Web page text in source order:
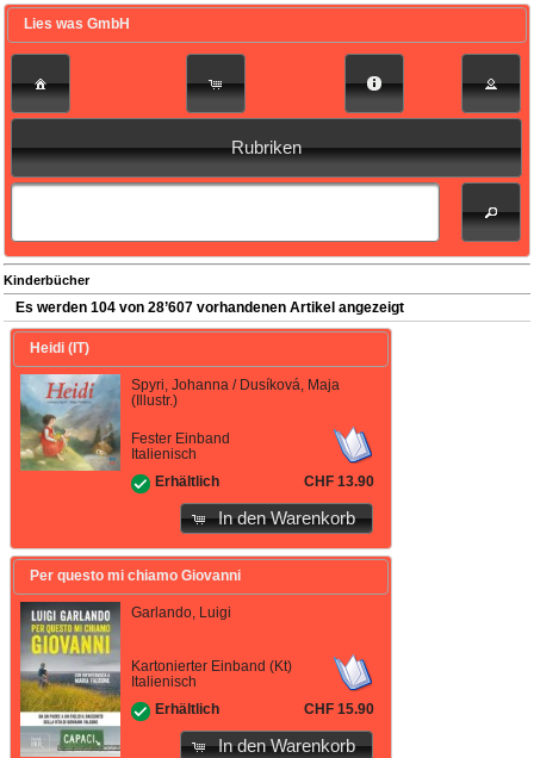
Lies was GmbH
Rubriken
Kinderbücher
Es werden 104 von 28’607 vorhandenen Artikel angezeigt
Heidi (IT)
Spyri, Johanna / Dusíková, Maja
(Illustr.)
Fester Einband
Italienisch
Erhältlich
CHF 13.90
In den Warenkorb
Per questo mi chiamo Giovanni
Garlando, Luigi
Kartonierter Einband (Kt)
Italienisch
Erhältlich
CHF 15.90
In den Warenkorb